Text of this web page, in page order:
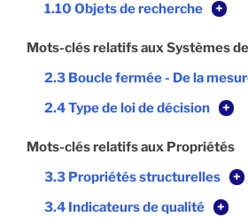
1.10 Objets de recherche
+
Mots-clés relatifs aux Systèmes
2.3 Boucle fermée - De la
2.4 Type de loi de décision
+
Mots-clés relatifs aux Propriétés
3.3 Propriétés structurelles
+
3.4 Indicateurs de qualité
+